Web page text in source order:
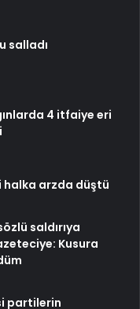
salladı
4 itfaiye eri
halka arzda düştü
saldırıya
Kusura
partilerin